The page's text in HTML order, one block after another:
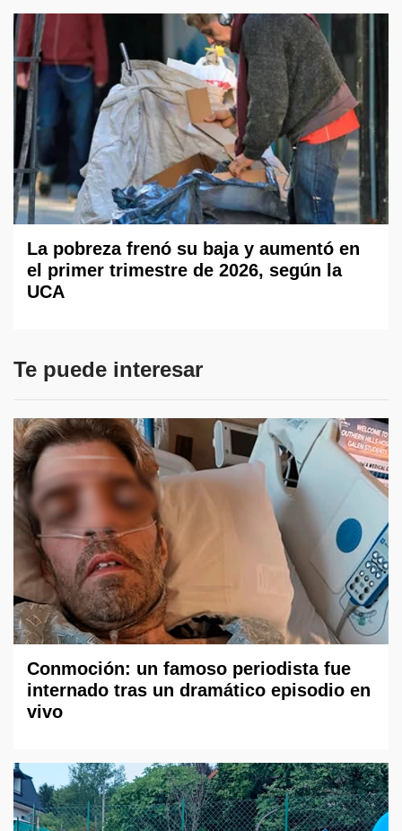
La pobreza frenó su baja y aumentó en
el primer trimestre de 2026, según la
UCA
Te puede interesar
Conmoción: un famoso periodista fue
internado tras un dramático episodio en
vivo